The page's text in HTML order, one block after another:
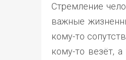
Стремление
важные
кому-то
кому-то везёт,